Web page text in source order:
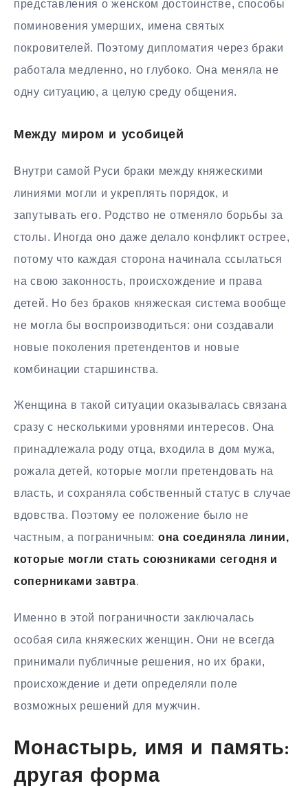
представления о женском достоинстве, способы
поминовения умерших, имена святых
покровителей. Поэтому дипломатия через браки
работала медленно, но глубоко. Она меняла не
одну ситуацию, а целую среду общения.
Между миром и усобицей
Внутри самой Руси браки между княжескими
линиями могли и укреплять порядок, и
запутывать его. Родство не отменяло борьбы за
столы. Иногда оно даже делало конфликт острее,
потому что каждая сторона начинала ссылаться
на свою законность, происхождение и права
детей. Но без браков княжеская система вообще
не могла бы воспроизводиться: они создавали
новые поколения претендентов и новые
комбинации старшинства.
Женщина в такой ситуации оказывалась связана
сразу с несколькими уровнями интересов. Она
принадлежала роду отца, входила в дом мужа,
рожала детей, которые могли претендовать на
власть, и сохраняла собственный статус в случае
вдовства. Поэтому ее положение было не
частным, а пограничным: она соединяла линии,
которые могли стать союзниками сегодня и
соперниками завтра.
Именно в этой пограничности заключалась
особая сила княжеских женщин. Они не всегда
принимали публичные решения, но их браки,
происхождение и дети определяли поле
возможных решений для мужчин.
Монастырь, имя и память:
другая форма